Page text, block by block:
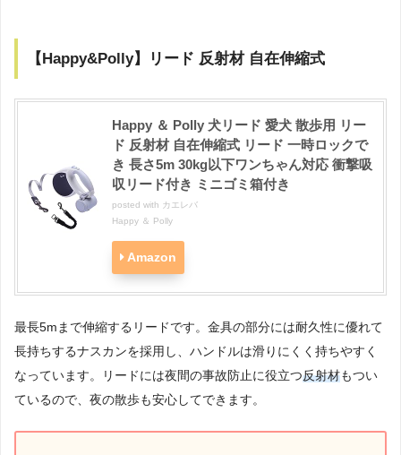
【Happy&Polly】リード 反射材 自在伸縮式
Happy ＆ Polly 犬リード 愛犬 散歩用 リー
ド 反射材 自在伸縮式 リード 一時ロックで
き 長さ5m 30kg以下ワンちゃん対応 衝撃吸
収リード付き ミニゴミ箱付き
posted with カエレバ
Happy ＆ Polly
Amazon
最長5mまで伸縮するリードです。金具の部分には耐久性に優れて
長持ちするナスカンを採用し、ハンドルは滑りにくく持ちやすく
なっています。リードには夜間の事故防止に役立つ反射材もつい
ているので、夜の散歩も安心してできます。